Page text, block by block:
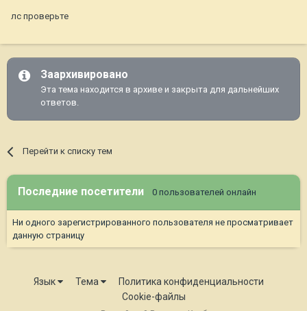
лс проверьте
Заархивировано
Эта тема находится в архиве и закрыта для дальнейших
ответов.
Перейти к списку тем
Последние посетители 0 пользователей онлайн
Ни одного зарегистрированного пользователя не просматривает
данную страницу
Язык Тема
Политика конфиденциальности
Cookie-файлы